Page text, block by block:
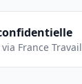
France Travail